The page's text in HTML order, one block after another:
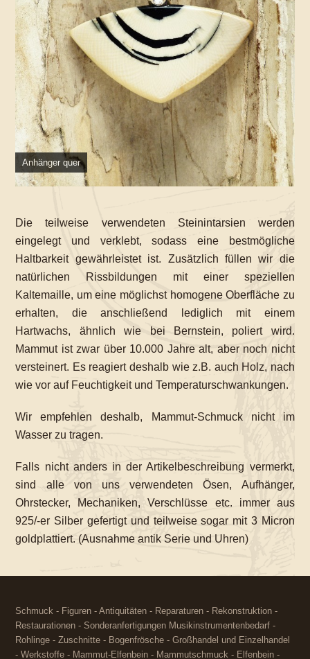
Anhänger quer
Die teilweise verwendeten Steinintarsien werden
eingelegt und verklebt, sodass eine bestmögliche
Haltbarkeit gewährleistet ist. Zusätzlich füllen wir die
natürlichen Rissbildungen mit einer speziellen
Kaltemaille, um eine möglichst homogene Oberfläche zu
erhalten, die anschließend lediglich mit einem
Hartwachs, ähnlich wie bei Bernstein, poliert wird.
Mammut ist zwar über 10.000 Jahre alt, aber noch nicht
versteinert. Es reagiert deshalb wie z.B. auch Holz, nach
wie vor auf Feuchtigkeit und Temperaturschwankungen.
Wir empfehlen deshalb, Mammut-Schmuck nicht im
Wasser zu tragen.
Falls nicht anders in der Artikelbeschreibung vermerkt,
sind alle von uns verwendeten Ösen, Aufhänger,
Ohrstecker, Mechaniken, Verschlüsse etc. immer aus
925/-er Silber gefertigt und teilweise sogar mit 3 Micron
goldplattiert. (Ausnahme antik Serie und Uhren)
Schmuck - Figuren - Antiquitäten - Reparaturen - Rekonstruktion -
Restaurationen - Sonderanfertigungen Musikinstrumentenbedarf -
Rohlinge - Zuschnitte - Bogenfrösche - Großhandel und Einzelhandel
- Werkstoffe - Mammut-Elfenbein - Mammutschmuck - Elfenbein -